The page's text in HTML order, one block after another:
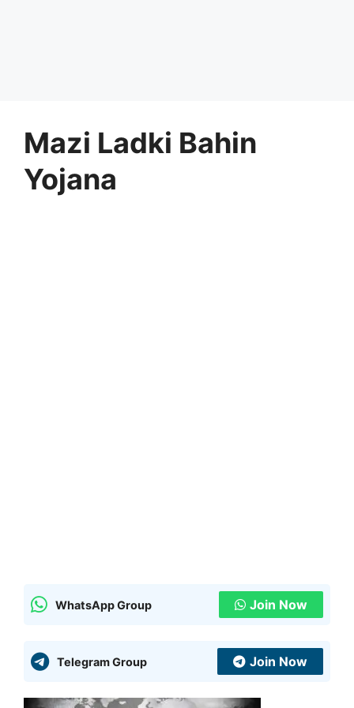
Mazi Ladki Bahin
Yojana
WhatsApp Group Join Now
Telegram Group Join Now